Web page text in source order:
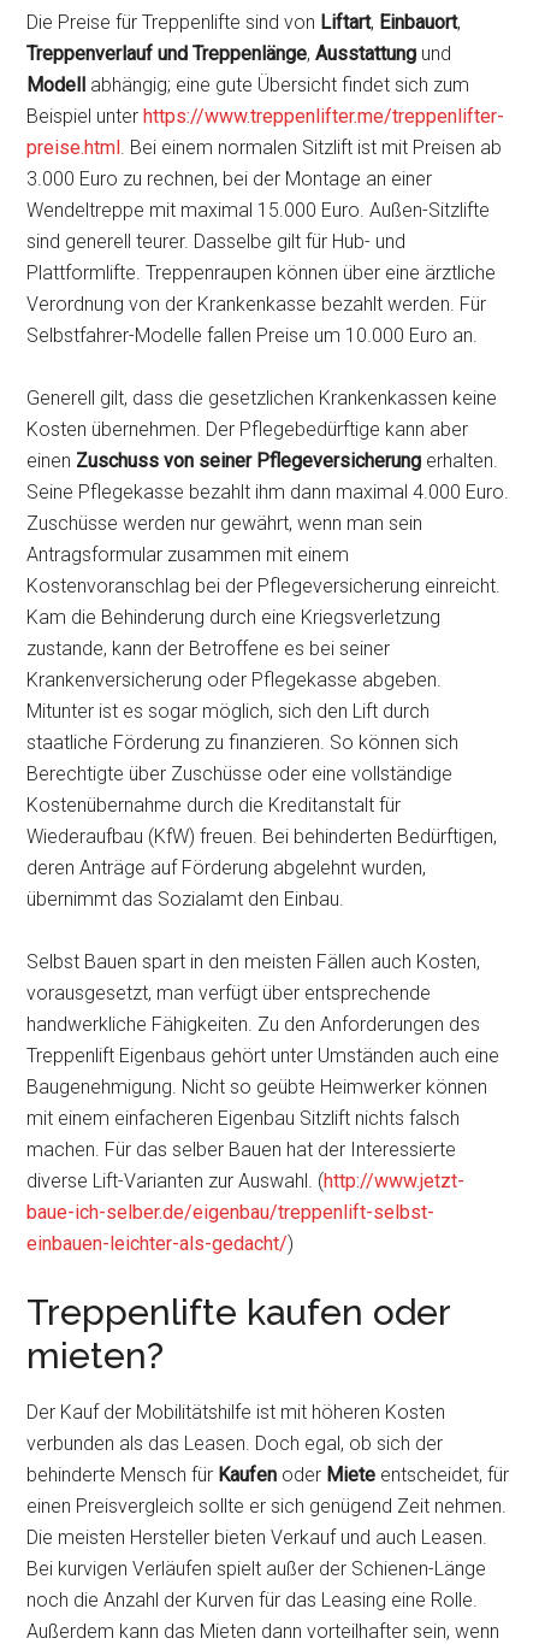
Die Preise für Treppenlifte sind von Liftart, Einbauort,
Treppenverlauf und Treppenlänge,Ausstattung und
Modell abhängig; eine gute Übersicht findet sich zum
Beispiel unterhttps://www.treppenlifter.me/treppenlifter-
preise.html . Bei einem normalen Sitzlift ist mit Preisen ab
3.000 Euro zu rechnen, bei der Montage an einer
Wendeltreppe mit maximal 15.000 Euro. Außen-Sitzlifte
sind generell teurer. Dasselbe gilt für Hub- und
Plattformlifte. Treppenraupen können über eine ärztliche
Verordnung von der Krankenkasse bezahlt werden. Für
Selbstfahrer-Modelle fallen Preise um 10.000 Euro an.
Generell gilt, dass die gesetzlichen Krankenkassen keine
Kosten übernehmen. Der Pflegebedürftige kann aber
einen Zuschuss von seiner Pflegeversicherung erhalten.
Seine Pflegekasse bezahlt ihm dann maximal 4.000 Euro.
Zuschüsse werden nur gewährt, wenn man sein
Antragsformular zusammen mit einem
Kostenvoranschlag bei der Pflegeversicherung einreicht.
Kam die Behinderung durch eine Kriegsverletzung
zustande, kann der Betroffene es bei seiner
Krankenversicherung oder Pflegekasse abgeben.
Mitunter ist es sogar möglich, sich den Lift durch
staatliche Förderung zu finanzieren. So können sich
Berechtigte über Zuschüsse oder eine vollständige
Kostenübernahme durch die Kreditanstalt für
Wiederaufbau (KfW) freuen. Bei behinderten Bedürftigen,
deren Anträge auf Förderung abgelehnt wurden,
übernimmt das Sozialamt den Einbau.
Selbst Bauen spart in den meisten Fällen auch Kosten,
vorausgesetzt, man verfügt über entsprechende
handwerkliche Fähigkeiten. Zu den Anforderungen des
Treppenlift Eigenbaus gehört unter Umständen auch eine
Baugenehmigung. Nicht so geübte Heimwerker können
mit einem einfacheren Eigenbau Sitzlift nichts falsch
machen. Für das selber Bauen hat der Interessierte
diverse Lift-Varianten zur Auswahl. (http://www.jetzt-
baue-ich-selber.de/eigenbau/treppenlift-selbst-
einbauen-leichter-als-gedacht/)
Treppenlifte kaufen oder
mieten?
Der Kauf der Mobilitätshilfe ist mit höheren Kosten
verbunden als das Leasen. Doch egal, ob sich der
behinderte Mensch für Kaufen oder Miete entscheidet, für
einen Preisvergleich sollte er sich genügend Zeit nehmen.
Die meisten Hersteller bieten Verkauf und auch Leasen.
Bei kurvigen Verläufen spielt außer der Schienen-Länge
noch die Anzahl der Kurven für das Leasing eine Rolle.
Außerdem kann das Mieten dann vorteilhafter sein, wenn